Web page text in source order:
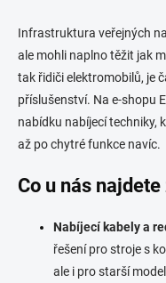
Infrastruktura veřejných
ale mohli naplno těžit jak
tak řidiči elektromobilů, je
příslušenství. Na e-shopu
nabídku nabíjecí techniky,
až po chytré funkce navíc.
Co u nás
Nabíjecí kabely a
řešení pro stroje s
ale i pro starší